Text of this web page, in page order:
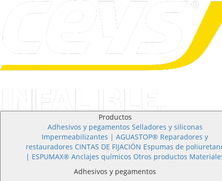
Productos
Adhesivos y pegamentos Selladores y siliconas
Impermeabilizantes | AGUASTOP® Reparadores y
restauradores CINTAS DE FIJACIÓN Espumas de
| ESPUMAX® Anclajes químicos Otros productos
Adhesivos y pegamentos